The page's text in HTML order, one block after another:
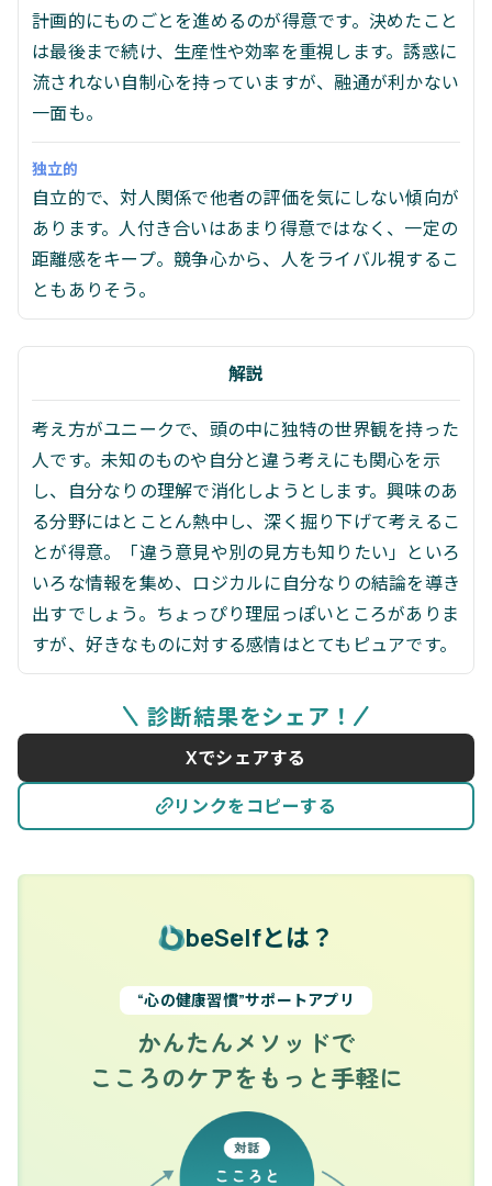
計画的にものごとを進めるのが得意です。決めたこと
は最後まで続け、生産性や効率を重視します。誘惑に
流されない自制心を持っていますが、融通が利かない
一面も。
独立的
自立的で、対人関係で他者の評価を気にしない傾向が
あります。人付き合いはあまり得意ではなく、一定の
距離感をキープ。競争心から、人をライバル視するこ
ともありそう。
解説
考え方がユニークで、頭の中に独特の世界観を持った
人です。未知のものや自分と違う考えにも関心を示
し、自分なりの理解で消化しようとします。興味のあ
る分野にはとことん熱中し、深く掘り下げて考えるこ
とが得意。「違う意見や別の見方も知りたい」といろ
いろな情報を集め、ロジカルに自分なりの結論を導き
出すでしょう。ちょっぴり理屈っぽいところがありま
すが、好きなものに対する感情はとてもピュアです。
診断結果をシェア！
Xでシェアする
リンクをコピーする
beSelfとは？
“心の健康習慣”サポートアプリ
かんたんメソッドで
こころのケアをもっと手軽に